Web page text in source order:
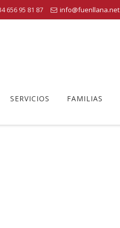
656 95 81 87 info@fuenllana.net
SERVICIOS FAMILIAS